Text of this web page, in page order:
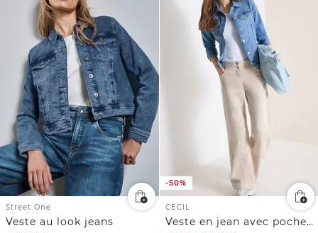
Street One
Veste au look jeans
-50%
CECIL
Veste en jean avec poches poitrine et boutons